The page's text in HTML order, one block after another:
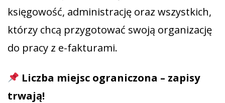
księgowość, administrację oraz wszystkich,
którzy chcą przygotować swoją organizację
do pracy z e-fakturami.
Liczba miejsc ograniczona – zapisy
trwają!